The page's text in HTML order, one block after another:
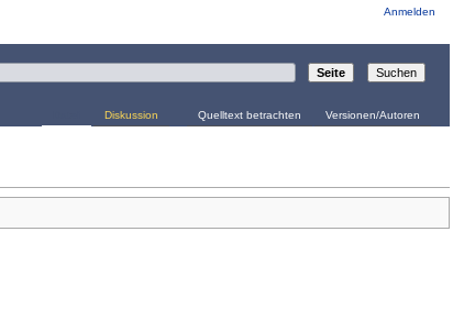
Anmelden
Diskussion Quelltext betrachten Versionen/Autoren